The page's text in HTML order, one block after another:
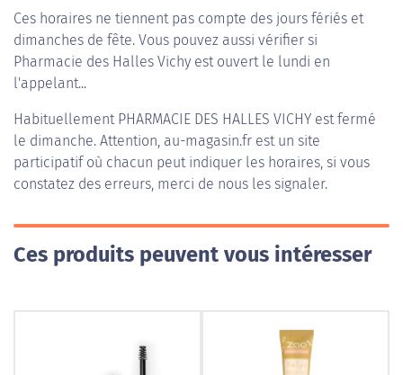
Ces horaires ne tiennent pas compte des jours fériés et
dimanches de fête. Vous pouvez aussi vérifier si
Pharmacie des Halles Vichy est ouvert le lundi en
l'appelant...
Habituellement PHARMACIE DES HALLES VICHY est fermé
le dimanche. Attention, au-magasin.fr est un site
participatif où chacun peut indiquer les horaires, si vous
constatez des erreurs, merci de nous les signaler.
Ces produits peuvent vous intéresser